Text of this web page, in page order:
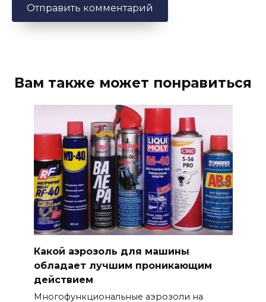
Вам также может понравиться
Какой аэрозоль для машины
обладает лучшим проникающим
действием
Многофункциональные аэрозоли на